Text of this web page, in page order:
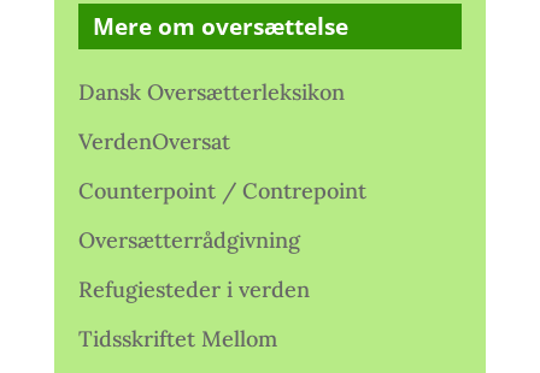
Mere om oversættelse
Dansk Oversætterleksikon
VerdenOversat
Counterpoint / Contrepoint
Oversætterrådgivning
Refugiesteder i verden
Tidsskriftet Mellom